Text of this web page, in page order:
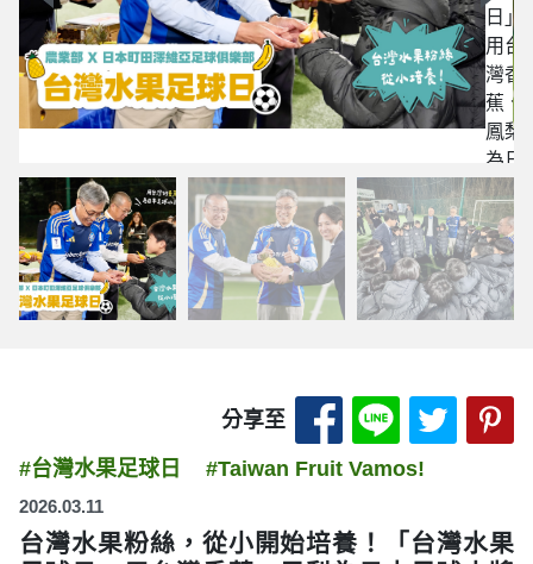
日」
用台
灣香
蕉、
鳳梨
為日
本足
球小
將應
援！
分享至 分享至 Facebook-
分享至分享
#台灣水果足球日 #Taiwan Fruit Vamos!
2026.03.11
台灣水果粉絲，從小開始培養！「台灣水果